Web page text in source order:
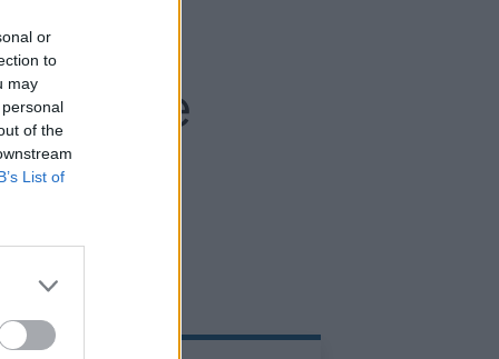
or
to
may
of the
List of
y
de